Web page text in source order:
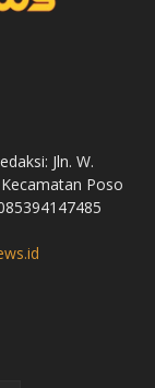
Jln. W.
Poso